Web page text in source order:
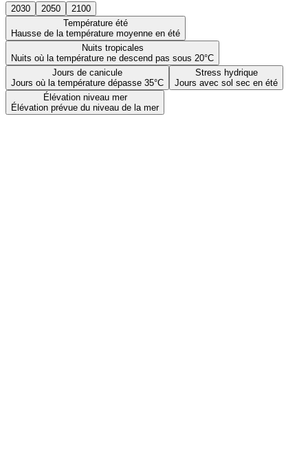
2030 2050
2100
Température été
Hausse de la température moyenne en été
Nuits tropicales
Nuits où la température ne descend pas sous 20°C
Jours de canicule
Jours où la température dépasse 35°C
Stress hydrique
Jours avec sol sec en été
Élévation niveau mer
Élévation prévue du niveau de la mer